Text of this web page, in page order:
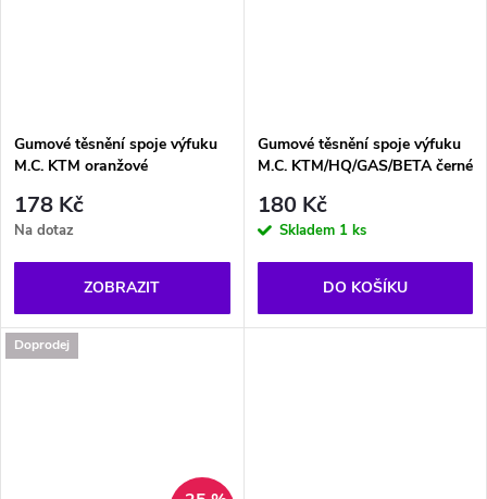
Gumové těsnění spoje výfuku
M.C. KTM oranžové
178 Kč
Na dotaz
ZOBRAZIT
Gumové těsnění spoje výfuku
M.C. KTM/HQ/GAS/BETA černé
180 Kč
Skladem 1 ks
DO KOŠÍKU
Doprodej